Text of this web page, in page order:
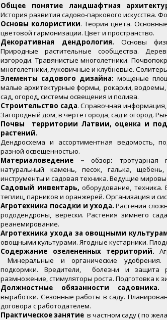
Общее понятие ландшафтная
История развития садово-паркового искусства.
Основы колористики. Теория цвета.
цветовой гармонизации. Цвет и пространство.
Декоративная дендрология. Основы
Природные растительные сообщества.
изгороди. Травянистые многолетники.
многолетники, луковичные и клубневые.
Элементы садового дизайна: мощеные
малые архитектурные формы, рокарии,
сад, огород, системы освещения и полива.
Строительство сада. Справочная
Загородный дом, в черте города, сад и огород.
Почвы территории Латвии, оценка и
растений.
Дендросхема и ассортиментная ведомость,
разной освещенностью.
Материаловедение –обзор: тротуарная
натуральный камень, песок, галька,
инструменты и садовая техника. Ведущие
Садовый инвентарь, оборудование,
теплиц, парников и оранжерей. Организация и
Агротехника посадки и ухода. Растения
рододендроны, верески. Растения зимнего
реанемирование.
Агротехника ухода за овощными
овощными культурами. Ягодные кустарники.
Содержание озелененных территорий.
Минеральные и органические
подкормки. Вредители, болезни и защита
размножение, стимуляторы роста. Подготовка к
Должностные обязанности садовника.
выработки. Сезонные работы в саду.
договора с работодателем.
Практическое занятие в частном саду ( по